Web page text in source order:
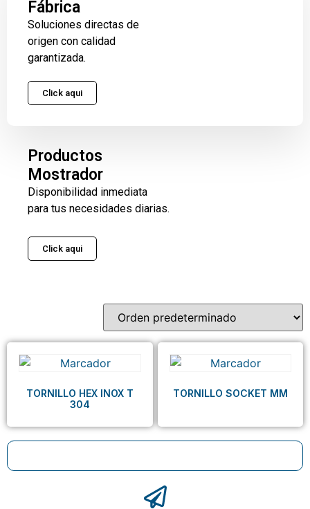
Fábrica
Soluciones directas de
origen con calidad
garantizada.
Click aqui
Productos
Mostrador
Disponibilidad inmediata
para tus necesidades diarias.
Click aqui
TORNILLO HEX INOX T
304
TORNILLO SOCKET MM